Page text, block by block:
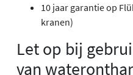
10 jaar garantie op
kranen)
Let op bij
van